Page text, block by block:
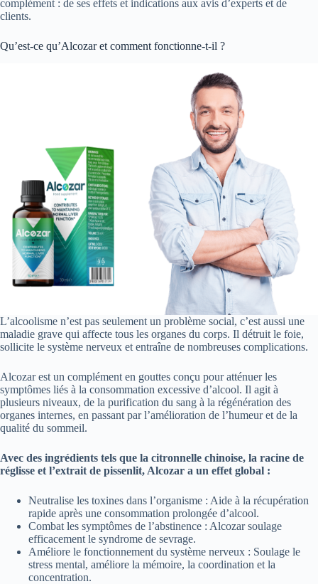
complément : de ses effets et indications aux avis d’experts et de
clients.
Qu’est-ce qu’Alcozar et comment fonctionne-t-il ?
L’alcoolisme n’est pas seulement un problème social, c’est aussi une
maladie grave qui affecte tous les organes du corps. Il détruit le foie,
sollicite le système nerveux et entraîne de nombreuses complications.
Alcozar est un complément en gouttes conçu pour atténuer les
symptômes liés à la consommation excessive d’alcool. Il agit à
plusieurs niveaux, de la purification du sang à la régénération des
organes internes, en passant par l’amélioration de l’humeur et de la
qualité du sommeil.
Avec des ingrédients tels que la citronnelle chinoise, la racine de
réglisse et l’extrait de pissenlit, Alcozar a un effet global :
Neutralise les toxines dans l’organisme : Aide à la récupération
rapide après une consommation prolongée d’alcool.
Combat les symptômes de l’abstinence : Alcozar soulage
efficacement le syndrome de sevrage.
Améliore le fonctionnement du système nerveux : Soulage le
stress mental, améliore la mémoire, la coordination et la
concentration.